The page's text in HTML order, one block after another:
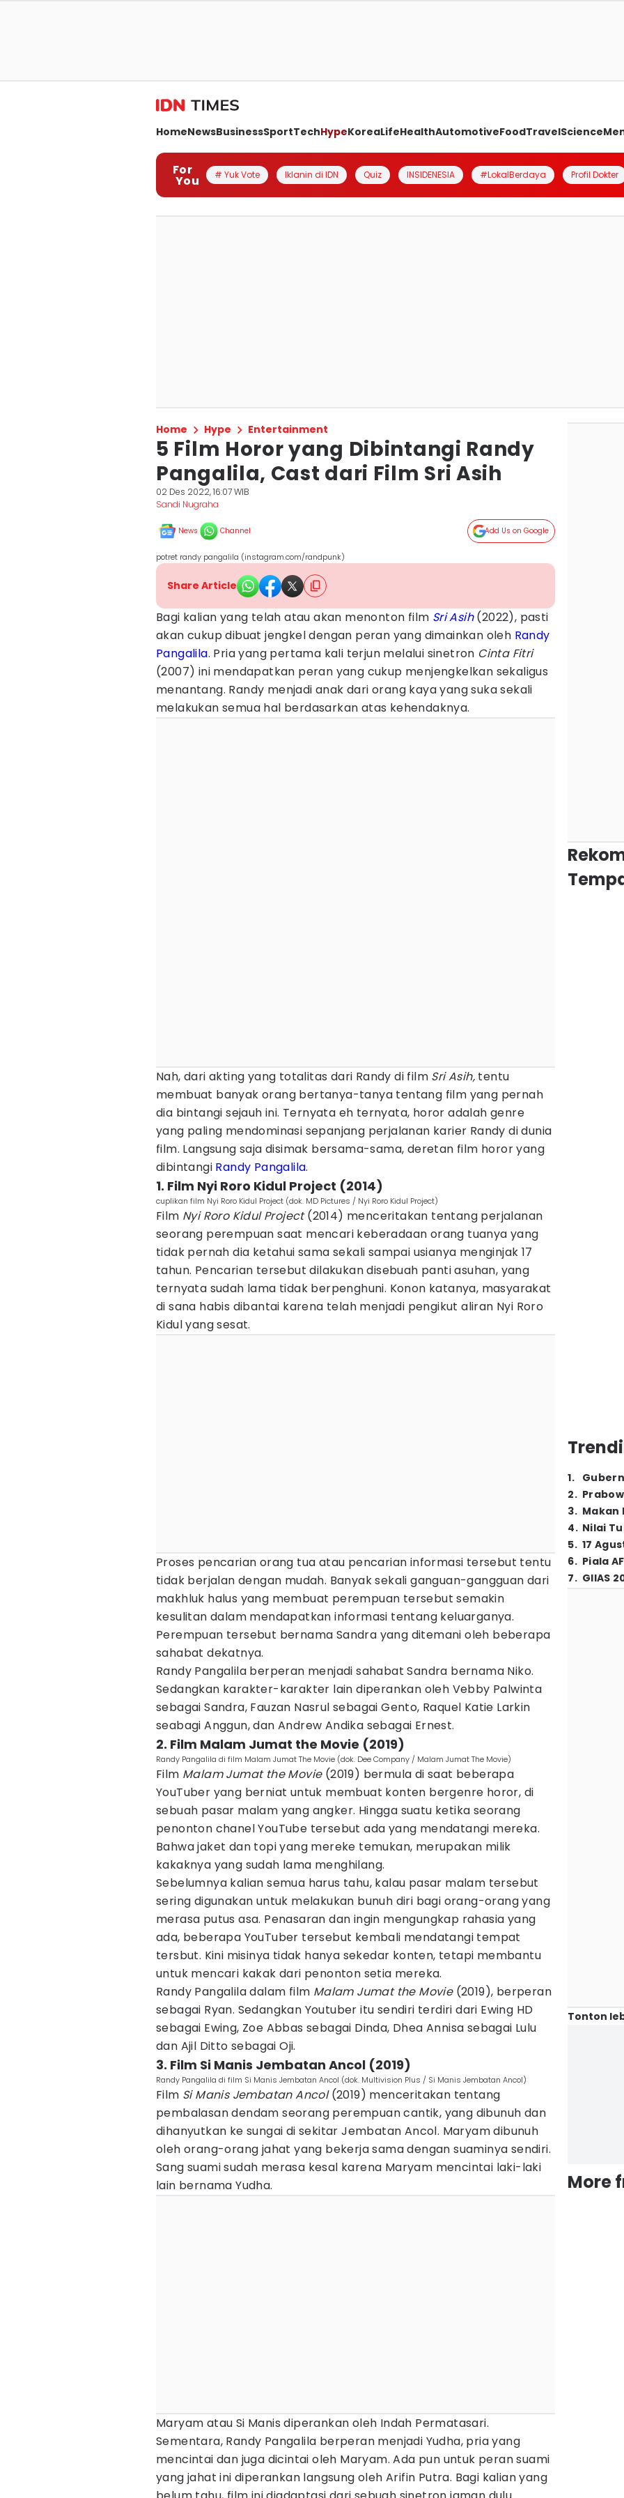
HomeNewsBusinessSportTechHypeKoreaLifeHealthAutomotiveFoodTravelScience
For
You # Yuk Vote Iklanin di IDN Quiz INSIDENESIA #LokalBerdaya Profil Dokter
Home Hype Entertainment
5 Film Horor yang Dibintangi Randy
Pangalila, Cast dari Film Sri Asih
02 Des 2022, 16:07 WIB
Sandi Nugraha
News Channel Add Us on Google
potret randy pangalila (instagram.com/randpunk)
Share Article
Bagi kalian yang telah atau akan menonton film Sri Asih (2022), pasti
akan cukup dibuat jengkel dengan peran yang dimainkan oleh Randy
Pangalila. Pria yang pertama kali terjun melalui sinetron Cinta Fitri
(2007) ini mendapatkan peran yang cukup menjengkelkan sekaligus
menantang. Randy menjadi anak dari orang kaya yang suka sekali
melakukan semua hal berdasarkan atas kehendaknya.
Nah, dari akting yang totalitas dari Randy di film Sri Asih, tentu
membuat banyak orang bertanya-tanya tentang film yang pernah
dia bintangi sejauh ini. Ternyata eh ternyata, horor adalah genre
yang paling mendominasi sepanjang perjalanan karier Randy di dunia
film. Langsung saja disimak bersama-sama, deretan film horor yang
dibintangi Randy Pangalila.
1. Film Nyi Roro Kidul Project (2014)
cuplikan film Nyi Roro Kidul Project (dok. MD Pictures / Nyi Roro Kidul Project)
Film Nyi Roro Kidul Project(2014) menceritakan tentang perjalanan
seorang perempuan saat mencari keberadaan orang tuanya yang
tidak pernah dia ketahui sama sekali sampai usianya menginjak 17
tahun. Pencarian tersebut dilakukan disebuah panti asuhan, yang
ternyata sudah lama tidak berpenghuni. Konon katanya, masyarakat
di sana habis dibantai karena telah menjadi pengikut aliran Nyi Roro
Kidul yang sesat.
Proses pencarian orang tua atau pencarian informasi tersebut tentu
tidak berjalan dengan mudah. Banyak sekali ganguan-gangguan dari
makhluk halus yang membuat perempuan tersebut semakin
kesulitan dalam mendapatkan informasi tentang keluarganya.
Perempuan tersebut bernama Sandra yang ditemani oleh beberapa
sahabat dekatnya.
Randy Pangalila berperan menjadi sahabat Sandra bernama Niko.
Sedangkan karakter-karakter lain diperankan oleh Vebby Palwinta
sebagai Sandra, Fauzan Nasrul sebagai Gento, Raquel Katie Larkin
seabagi Anggun, dan Andrew Andika sebagai Ernest.
2. Film Malam Jumat the Movie (2019)
Randy Pangalila di film Malam Jumat The Movie (dok. Dee Company / Malam Jumat The Movie)
Film Malam Jumat the Movie(2019) bermula di saat beberapa
YouTuber yang berniat untuk membuat konten bergenre horor, di
sebuah pasar malam yang angker. Hingga suatu ketika seorang
penonton chanel YouTube tersebut ada yang mendatangi mereka.
Bahwa jaket dan topi yang mereke temukan, merupakan milik
kakaknya yang sudah lama menghilang.
Sebelumnya kalian semua harus tahu, kalau pasar malam tersebut
sering digunakan untuk melakukan bunuh diri bagi orang-orang yang
merasa putus asa. Penasaran dan ingin mengungkap rahasia yang
ada, beberapa YouTuber tersebut kembali mendatangi tempat
tersbut. Kini misinya tidak hanya sekedar konten, tetapi membantu
untuk mencari kakak dari penonton setia mereka.
Randy Pangalila dalam film Malam Jumat the Movie(2019), berperan
sebagai Ryan. Sedangkan Youtuber itu sendiri terdiri dari Ewing HD
sebagai Ewing, Zoe Abbas sebagai Dinda, Dhea Annisa sebagai Lulu
dan Ajil Ditto sebagai Oji.
3. Film Si Manis Jembatan Ancol (2019)
Randy Pangalila di film Si Manis Jembatan Ancol (dok. Multivision Plus / Si Manis Jembatan Ancol)
Film Si Manis Jembatan Ancol(2019) menceritakan tentang
pembalasan dendam seorang perempuan cantik, yang dibunuh dan
dihanyutkan ke sungai di sekitar Jembatan Ancol. Maryam dibunuh
oleh orang-orang jahat yang bekerja sama dengan suaminya sendiri.
Sang suami sudah merasa kesal karena Maryam mencintai laki-laki
lain bernama Yudha.
Maryam atau Si Manis diperankan oleh Indah Permatasari.
Sementara, Randy Pangalila berperan menjadi Yudha, pria yang
mencintai dan juga dicintai oleh Maryam. Ada pun untuk peran suami
yang jahat ini diperankan langsung oleh Arifin Putra. Bagi kalian yang
1.
2.
3. Makan
4. Nilai
5. 17
6. Piala
7. GIIAS
Tonton
More